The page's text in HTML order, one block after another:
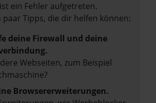
ein Fehler aufgetreten.
paar Tipps, die dir helfen können:
deine Firewall und deine
Webseiten, zum Beispiel
Browsererweiterungen.